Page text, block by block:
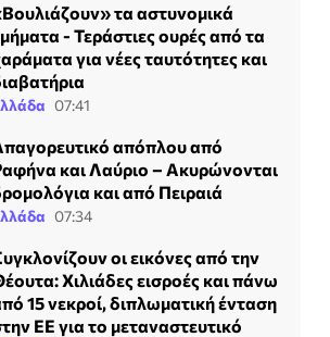
τα αστυνομικά
- Τεράστιες ουρές από τα
για νέες ταυτότητες και
07:41
απόπλου από
και Λαύριο – Ακυρώνονται
και από Πειραιά
07:34
οι εικόνες από την
Χιλιάδες εισροές και πάνω
15 νεκροί, διπλωματική ένταση
ΕΕ για το μεταναστευτικό